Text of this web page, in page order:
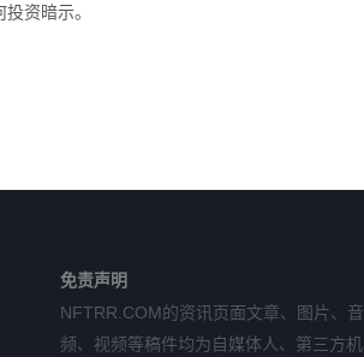
资暗示。
免责声明
NFTRR.COM的资讯页面文章、图片、音
频、视频等稿件均为自媒体人、第三方机